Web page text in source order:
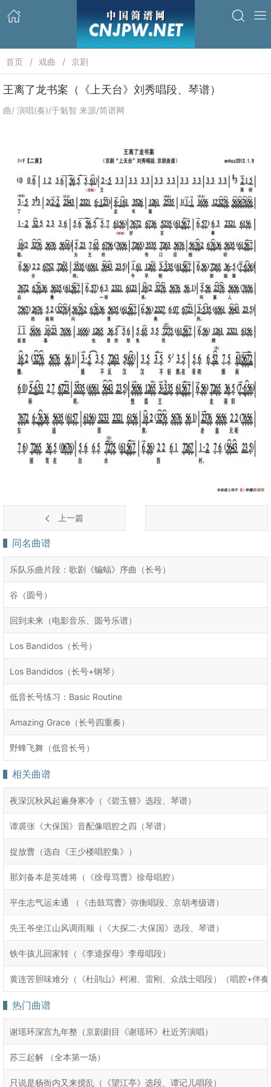
首页 戏曲 京剧
王离了龙书案（《上天台》刘秀唱段、琴谱）
曲/ 演唱(奏)/于魁智 来源/简谱网
上一篇
同名曲谱
乐队乐曲片段：歌剧《蝙蝠》序曲（长号）
谷（圆号）
回到未来（电影音乐、圆号乐谱）
Los Bandidos（长号）
Los Bandidos（长号+钢琴）
低音长号练习：Basic Routine
Amazing Grace（长号四重奏）
野蜂飞舞（低音长号）
相关曲谱
夜深沉秋风起遍身寒冷（《碧玉簪》选段、琴谱）
谭裘张《大保国》音配像唱腔之四（琴谱）
捉放曹（选自《王少楼唱腔集》）
那刘备本是英雄将（《徐母骂曹》徐母唱腔）
平生志气运未通 （《击鼓骂曹》弥衡唱段、京胡考级谱）
先王爷坐江山风调雨顺（《大探二·大保国》选段、琴谱）
铁牛孩儿回家转（《李逵探母》李母唱段）
黄连苦胆味难分（《杜鹃山》柯湘、雷刚、众战士唱段）（唱腔+伴奏
热门曲谱
谢瑶环深宫九年整（京剧剧目《谢瑶环》杜近芳演唱）
苏三起解 （全本第一场）
只说是杨衙内又来搅乱（《望江亭》选段、谭记儿唱段）